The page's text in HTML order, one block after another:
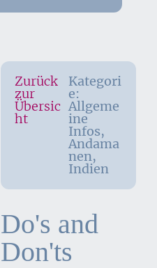
Zurück
zur
Übersic
ht
Kategori
e:
Allgeme
ine
Infos,
Andama
nen,
Indien
Do's and
Don'ts